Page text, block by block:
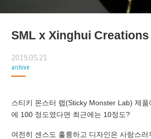
SML x Xinghui Creations
2019.05.21
archive
스티키 몬스터 랩(Sticky Monster Lab) 제품
에 100 정도였다면 최근에는 10정도?
여전히 센스도 훌륭하고 디자인은 사랑스러